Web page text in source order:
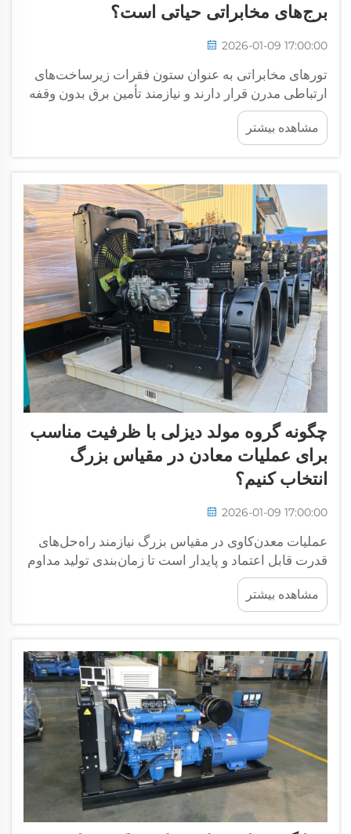
برج‌های مخابراتی حیاتی است؟
2026-01-09 17:00:00
تورهای مخابراتی به عنوان ستون فقرات زیرساخت‌های
ارتباطی مدرن قرار دارند و نیازمند تأمین برق بدون وقفه
برای حفظ ارتباط در شبکه‌های گسترده هستند. هنگامی
که برق شبکه اصلی قطع می‌شود، این تأسیسات حیاتی
کاملاً به پشتیبانی برق وابسته هستند...
مشاهده بیشتر
چگونه گروه مولد دیزلی با ظرفیت مناسب
برای عملیات معادن در مقیاس بزرگ
انتخاب کنیم؟
2026-01-09 17:00:00
عملیات معدن‌کاوی در مقیاس بزرگ نیازمند راه‌حل‌های
قدرت قابل اعتماد و پایدار است تا زمان‌بندی تولید مداوم
حفظ شود و الزامات عملیاتی سخت‌گیرانه برآورده شود.
انتخاب ظرفیت مناسب مجموعه دیزل ژنراتور، تصمیمی
حیاتی محسوب می‌شود...
مشاهده بیشتر